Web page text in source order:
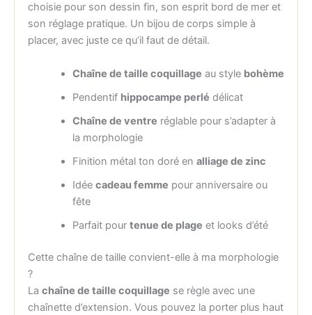
choisie pour son dessin fin, son esprit bord de mer et
son réglage pratique. Un bijou de corps simple à
placer, avec juste ce qu’il faut de détail.
Chaîne de taille coquillage au style bohème
Pendentif hippocampe perlé délicat
Chaîne de ventre réglable pour s’adapter à
la morphologie
Finition métal ton doré en alliage de zinc
Idée cadeau femme pour anniversaire ou
fête
Parfait pour tenue de plage et looks d’été
Cette chaîne de taille convient-elle à ma morphologie
?
La chaîne de taille coquillage se règle avec une
chaînette d’extension. Vous pouvez la porter plus haut